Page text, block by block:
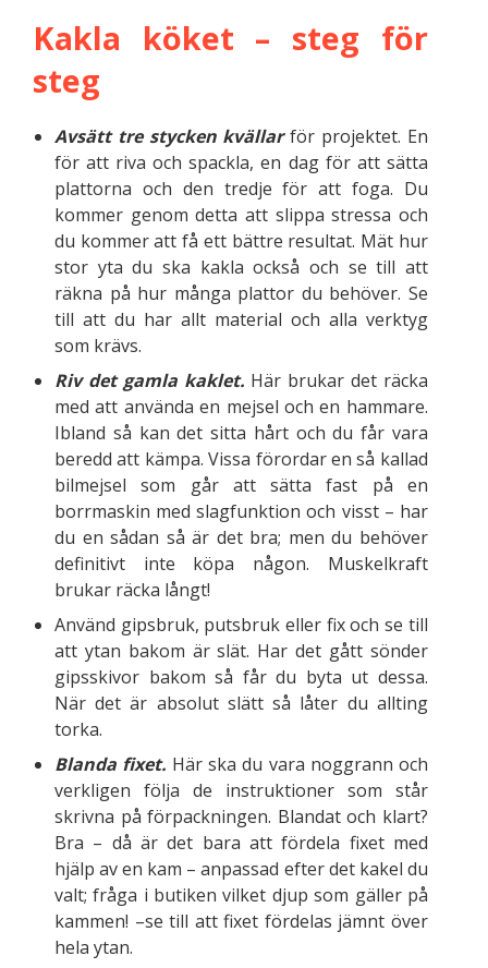
Kakla köket – steg för
steg
Avsätt tre stycken kvällarför projektet. En
för att riva och spackla, en dag för att sätta
plattorna och den tredje för att foga. Du
kommer genom detta att slippa stressa och
du kommer att få ett bättre resultat. Mät hur
stor yta du ska kakla också och se till att
räkna på hur många plattor du behöver. Se
till att du har allt material och alla verktyg
som krävs.
Riv det gamla kaklet. Här brukar det räcka
med att använda en mejsel och en hammare.
Ibland så kan det sitta hårt och du får vara
beredd att kämpa. Vissa förordar en så kallad
bilmejsel som går att sätta fast på en
borrmaskin med slagfunktion och visst – har
du en sådan så är det bra; men du behöver
definitivt inte köpa någon. Muskelkraft
brukar räcka långt!
Använd gipsbruk, putsbruk eller fix och se till
att ytan bakom är slät. Har det gått sönder
gipsskivor bakom så får du byta ut dessa.
När det är absolut slätt så låter du allting
torka.
Blanda fixet. Här ska du vara noggrann och
verkligen följa de instruktioner som står
skrivna på förpackningen. Blandat och klart?
Bra – då är det bara att fördela fixet med
hjälp av en kam – anpassad efter det kakel du
valt; fråga i butiken vilket djup som gäller på
kammen! –se till att fixet fördelas jämnt över
hela ytan.